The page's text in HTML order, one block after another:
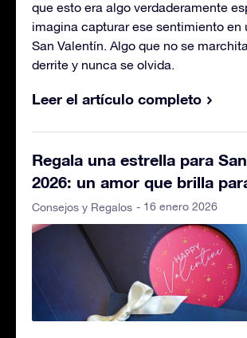
que esto era algo verdaderamente
imagina capturar ese sentimiento en
San Valentín. Algo que no se
derrite y nunca se olvida.
Leer el artículo completo
Regala una estrella para
2026: un amor que brilla
Consejos y Regalos - 16 enero 2026